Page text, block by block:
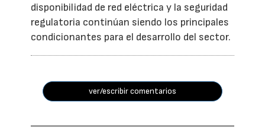
disponibilidad de red eléctrica y la seguridad
regulatoria continúan siendo los principales
condicionantes para el desarrollo del sector.
ver/escribir comentarios